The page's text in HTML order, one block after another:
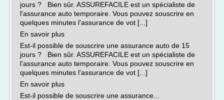
jours ? Bien sûr. ASSUREFACILE est un spécialiste de
l'assurance auto temporaire. Vous pouvez souscrire en
quelques minutes l'assurance de vot [...]
En savoir plus
Est-il possible de souscrire une assurance auto de 15
jours ? Bien sûr. ASSUREFACILE est un spécialiste de
l'assurance auto temporaire. Vous pouvez souscrire en
quelques minutes l'assurance de vot [...]
En savoir plus
Est-il possible de souscrire une assurance...